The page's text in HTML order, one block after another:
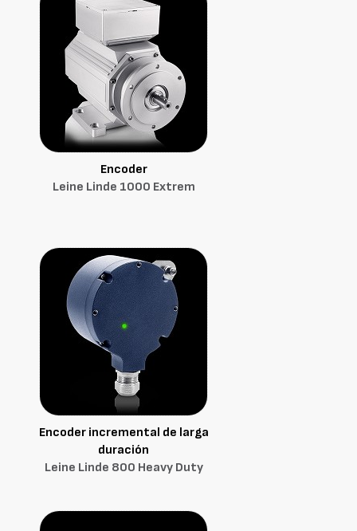
Encoder
Leine Linde 1000 Extrem
Encoder incremental de larga
duración
Leine Linde 800 Heavy Duty